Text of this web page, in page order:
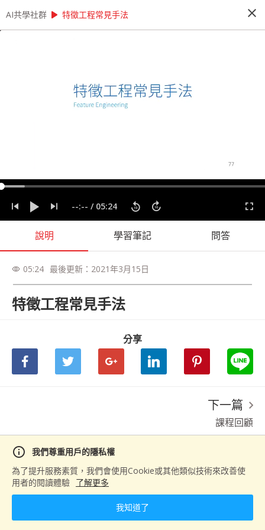
AI共學社群 play_arrow AI 先修班 - 資料科學家的 12 堂心法養成課
這是一個資料的時代，人人好像都需要會一點運用
資料的能力。本課程將透過 12 + X 堂課程，內容
將會談到資料科學的發展脈絡以及一個資料專案起
心法
程式設計
資料專案
資料科學
課程內容(60) 問答 學習筆記 會員(14) 課程介
info
我們尊重用戶的隱私權
為了提升服務素質，我們會使用Cookie或其他類似技術來改善使
用者的閱讀體驗 了解更多
我知道了
AI共學社群 play_arrow 特徵工程常見手法 close
--:-- / 05:24
說明 學習筆記 問答
visibility 05:24 最後更新： 2021年3月15日
特徵工程常見手法
分享
下一篇
課程回顧